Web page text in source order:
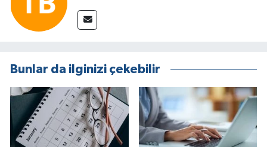
Bunlar da ilginizi çekebilir